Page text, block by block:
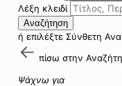
Λέξη κλειδί
Αναζήτηση
ή επιλέξτε Σύνθετη
πίσω στην
Ψάχνω για